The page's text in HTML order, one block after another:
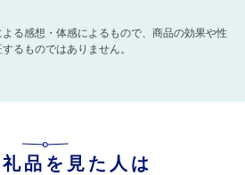
る感想・体感によるもので、商品の効果や性
るものではありません。
品を見た人は